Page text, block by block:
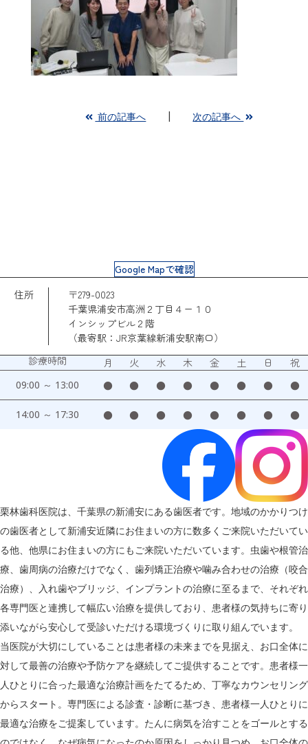
前の記事へ 次の記事へ
Google Mapで確認
住所
〒279-0023
千葉県浦安市高洲２丁目４ー１０
インシップビル２階
（最寄駅：JR京葉線新浦安駅南口）
診療時間
月 火 水 木 金 土 日 祝
09:00 ～ 13:00 ● ● ● ● ● ● ● ●
14:00 ～ 17:30 ● ● ● ● ● ● ● ●
栗林歯科医院は、千葉県の新浦安にある歯医者です。地域のかかりつけ
の歯医者として新浦安近隣にお住まいの方に数多くご来院いただいてい
る他、他県にお住まいの方にもご来院いただいています。虫歯や根管治
療、歯周病の治療だけでなく、歯列矯正治療や噛み合わせの治療（咬合
治療）、入れ歯やブリッジ、インプラントの治療に至るまで、それぞれ
各専門医と連携して幅広い治療を提供しており、患者様の気持ちに寄り
添いながら安心して受診いただける環境づくりに取り組んでいます。
当医院が大切にしていることは患者様の未来までを見据え、お口全体に
対して最善の治療や予防ケアを継続してご提供することです。患者様一
人ひとりに合った最適な治療計画をたてるため、丁寧なカウンセリング
からスタート。専門医による診査・診断に基づき、患者様一人ひとりに
最適な治療をご提案しています。たんに病気を治すことをゴールとする